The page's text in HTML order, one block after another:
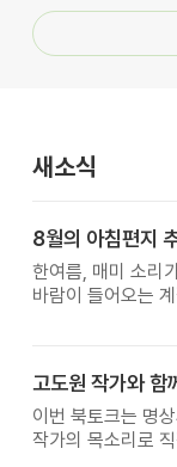
새소식
8월의 아침편지
한여름, 매미 소리
바람이 들어오는
고도원 작가와 함
이번 북토크는 명상
작가의 목소리로